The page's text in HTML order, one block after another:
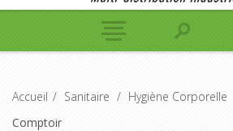
Accueil / Sanitaire / Hygiène Corporelle
Comptoir